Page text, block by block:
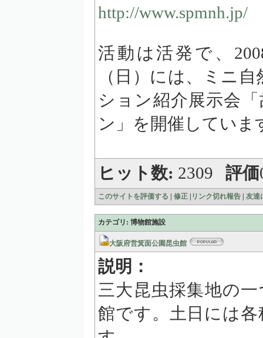
http://www.spmnh.jp/
活動は活発で、
（日）には、ミニ
ション紹介展示会
ン」を開催していま
ヒット数: 2309 評価
このサイトを評価する 修正 リンク切れ報告 友達
カテゴリ: 博物館施設
大阪府営箕面公園昆虫館
説明：
三大昆虫採集地の
館です。土日には